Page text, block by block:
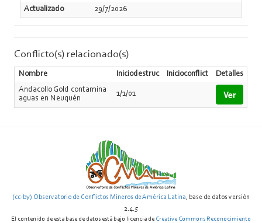
Actualizado
29/7/2026
Conflicto(s) relacionado(s)
Nombre Iniciodestruc Inicioconflict
Detalles
Andacollo Gold contamina
aguas en Neuquén
1/1/01 Ver
(cc-by) Observatorio de Conflictos Mineros de América Latina, base de datos versión
2.4.5
El contenido de esta base de datos está bajo licencia de Creative Commons Reconocimiento